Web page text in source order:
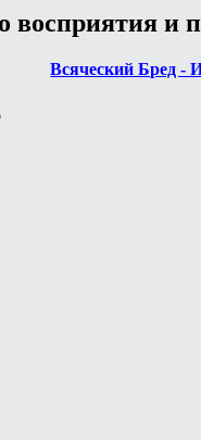
восприятия и
Всяческий Бред -